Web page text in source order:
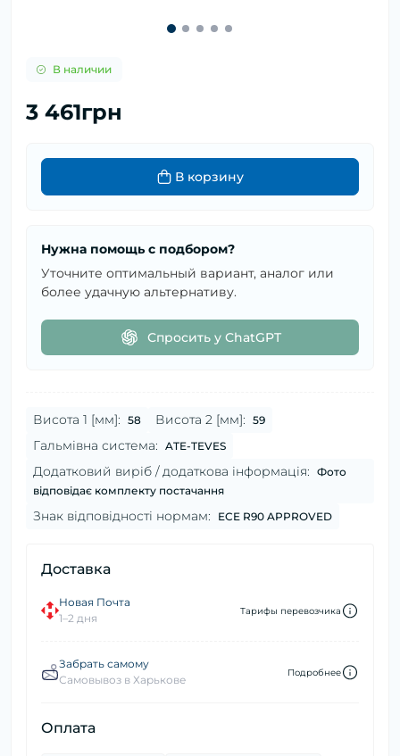
В наличии
3 461грн
В корзину
Нужна помощь с подбором?
Уточните оптимальный вариант, аналог или
более удачную альтернативу.
Спросить у ChatGPT
Висота 1 [мм]: 58 Висота 2 [мм]: 59
Гальмівна система: ATE-TEVES
Додатковий виріб / додаткова інформація: Фото
відповідає комплекту постачання
Знак відповідності нормам: ECE R90 APPROVED
Доставка
Новая Почта
1–2 дня
Тарифы перевозчика
Забрать самому
Самовывоз в Харькове
Подробнее
Оплата